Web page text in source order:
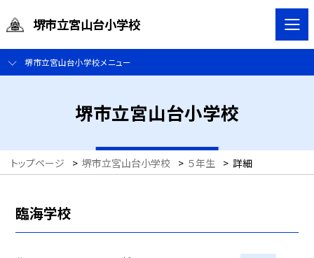
堺市立宮山台小学校
堺市立宮山台小学校メニュー
堺市立宮山台小学校
トップページ > 堺市立宮山台小学校 > ５年生 > 詳細
臨海学校